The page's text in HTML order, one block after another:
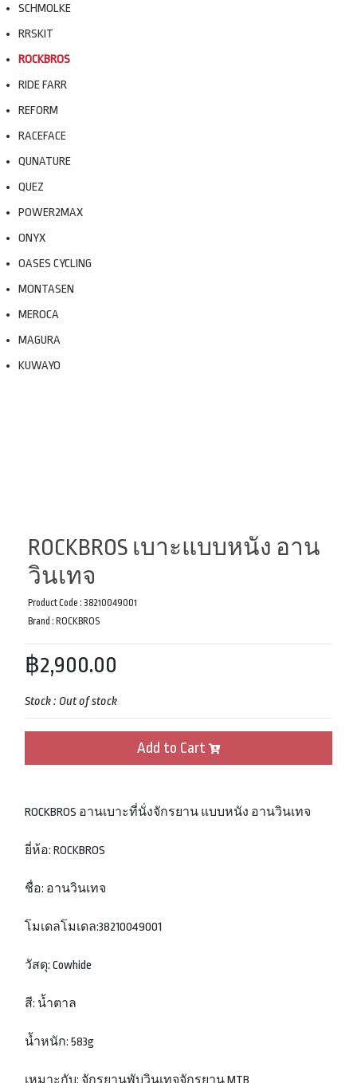
SCHMOLKE
RRSKIT
ROCKBROS
RIDE FARR
REFORM
RACEFACE
QUNATURE
QUEZ
POWER2MAX
ONYX
OASES CYCLING
MONTASEN
MEROCA
MAGURA
KUWAYO
ROCKBROS เบาะแบบหนัง อาน
วินเทจ
Product Code : 38210049001
Brand : ROCKBROS
฿2,900.00
Stock : Out of stock
Add to Cart
ROCKBROS อานเบาะที่นั่งจักรยาน แบบหนัง อานวินเทจ
ยี่ห้อ: ROCKBROS
ชื่อ: อานวินเทจ
โมเดลโมเดล:38210049001
วัสดุ: Cowhide
สี: น้ำตาล
น้ำหนัก: 583g